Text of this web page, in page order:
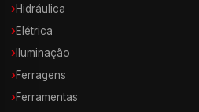
›Hidráulica
›Elétrica
› Iluminação
›Ferragens
›Ferramentas